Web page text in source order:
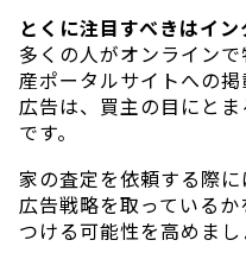
とくに注目すべきはイ
多くの人がオンライン
産ポータルサイトへの
広告は、買主の目にと
です。
家の査定を依頼する際
広告戦略を取っている
つける可能性を高めまし